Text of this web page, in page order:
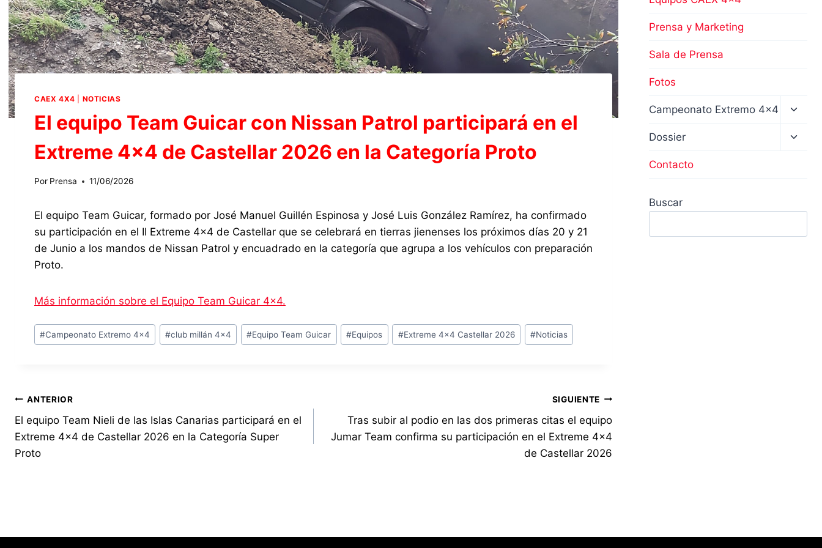
CAEX 4X4 NOTICIAS
El equipo Team Guicar con Nissan Patrol participará en el
Extreme 4×4 de Castellar 2026 en la Categoría Proto
Por Prensa 11/06/2026
El equipo Team Guicar, formado por José Manuel Guillén Espinosa y José Luis González Ramírez, ha confirmado
su participación en el II Extreme 4×4 de Castellar que se celebrará en tierras jienenses los próximos días 20 y 21
de Junio a los mandos de Nissan Patrol y encuadrado en la categoría que agrupa a los vehículos con preparación
Proto.
Más información sobre el Equipo Team Guicar 4×4.
Etiquetas
de
#Campeonato Extremo 4x4 #club millán 4x4 #Equipo Team Guicar #Equipos #Extreme 4x4 Castellar 2026 #Noticias
Navegación
de
entradas
ANTERIOR
El equipo Team Nieli de las Islas Canarias participará en el
Extreme 4×4 de Castellar 2026 en la Categoría Super
Proto
SIGUIENTE
Tras subir al podio en las dos primeras citas el equipo
Jumar Team confirma su participación en el Extreme 4×4
de Castellar 2026
Prensa y Marketing
Sala de Prensa
Fotos
Campeonato Extremo 4×4
hijo
Dossier
Contacto
Buscar